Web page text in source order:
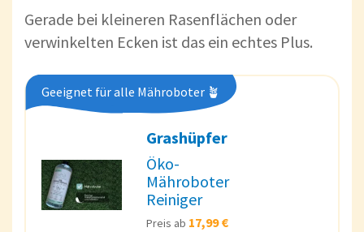
Gerade bei kleineren Rasenflächen oder
verwinkelten Ecken ist das ein echtes Plus.
Geeignet für alle Mähroboter 🪴
Grashüpfer
Öko-
Mähroboter
Reiniger
Preis ab 17,99 €